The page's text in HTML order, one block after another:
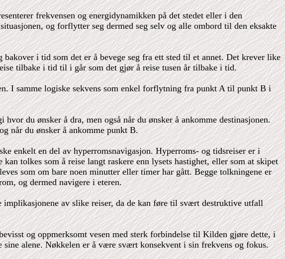
frekvensen og energidynamikken på det stedet eller i den
og forflytter seg dermed seg selv og alle ombord til den eksakte
i tid som det er å bevege seg fra ett sted til et annet. Det krever like
tilbake i tid til i går som det gjør å reise tusen år tilbake i tid.
I samme logiske sekvens som enkel forflytning fra punkt A til punkt B i
du ønsker å dra, men også når du ønsker å ankomme destinasjonen.
når du ønsker å ankomme punkt B.
enkelt en del av hyperromsnavigasjon. Hyperroms- og tidsreiser er i
tolkes som å reise langt raskere enn lysets hastighet, eller som at skipet
som om bare noen minutter eller timer har gått. Begge tolkningene er
og dermed navigere i eteren.
av slike reiser, da de kan føre til svært destruktive utfall
og oppmerksomt vesen med sterk forbindelse til Kilden gjøre dette, i
alene. Nøkkelen er å være svært konsekvent i sin frekvens og fokus.